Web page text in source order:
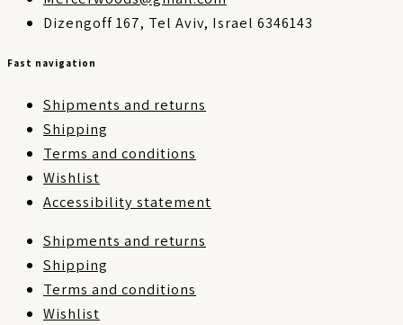
Dizengoff 167, Tel Aviv, Israel 6346143
Fast navigation
Shipments and returns
Shipping
Terms and conditions
Wishlist
Accessibility statement
Shipments and returns
Shipping
Terms and conditions
Wishlist